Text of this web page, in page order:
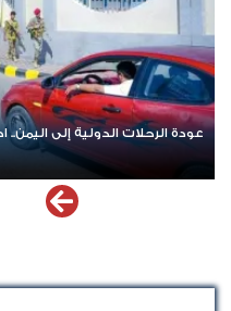
عودة الرحلات الدولية إلى